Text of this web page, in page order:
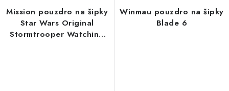
Mission pouzdro na šipky
Star Wars Original
Stormtrooper Watching
Winmau pouzdro na šipky
Blade 6